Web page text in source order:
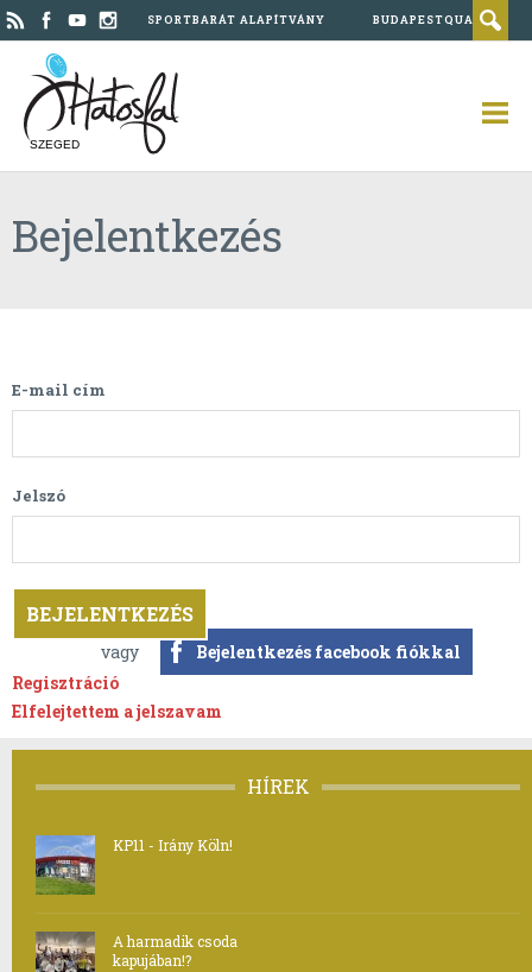
SPORTBARÁT ALAPÍTVÁNY BUDAPESTQUAD
SZEGED
Bejelentkezés
E-mail cím
Jelszó
Regisztráció
Elfelejtettem a jelszavam
vagy Bejelentkezés facebook fiókkal
HÍREK
KP11 - Irány Köln!
A harmadik csoda
kapujában!?